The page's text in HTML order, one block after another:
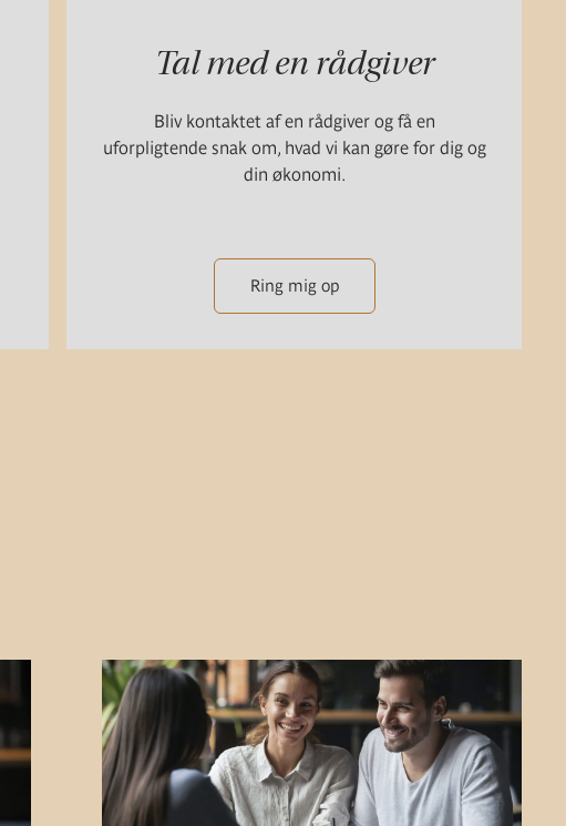
Tal med en rådgiver
Bliv kontaktet af en rådgiver og få en
uforpligtende snak om, hvad vi kan gøre for dig og
din økonomi.
Ring mig op